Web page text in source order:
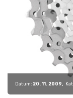
Datum: 20. 11. 2009